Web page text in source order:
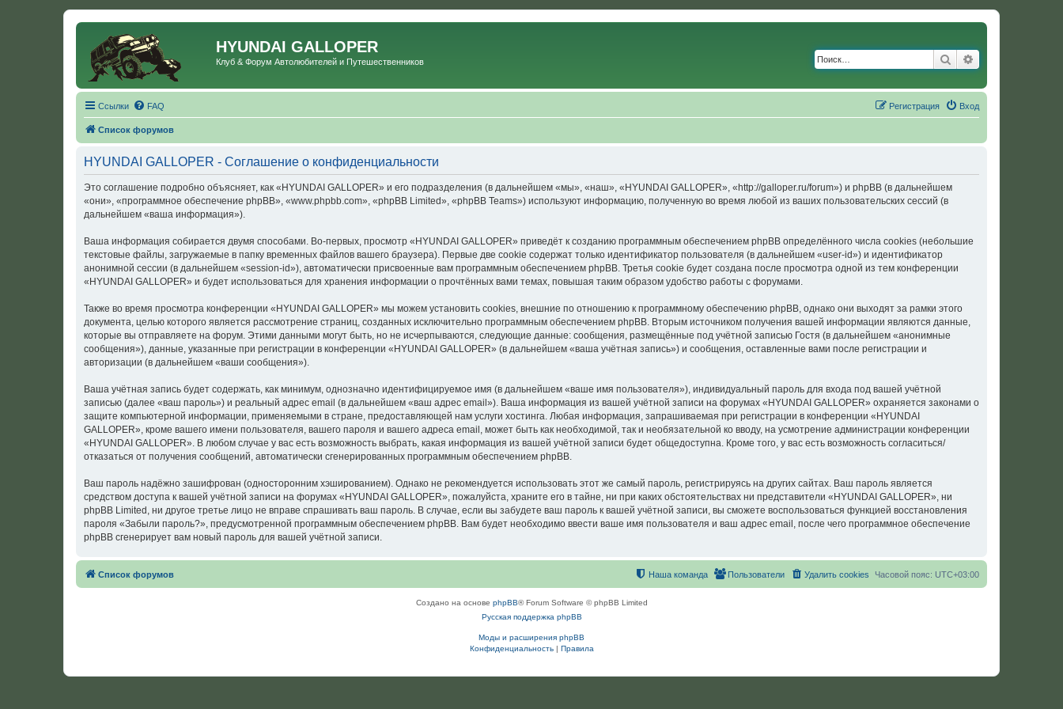
HYUNDAI GALLOPER
Клуб & Форум Автолюбителей и Путешественников Поиск
Ссылки FAQ Вход
Регистрация
Список форумов
HYUNDAI GALLOPER - Соглашение о конфиденциальности
Это соглашение подробно объясняет, как «HYUNDAI GALLOPER» и его подразделения (в дальнейшем «мы», «наш», «HYUNDAI GALLOPER», «http://galloper.ru/forum») и phpBB (в дальнейшем
«они», «программное обеспечение phpBB», «www.phpbb.com», «phpBB Limited», «phpBB Teams») используют информацию, полученную во время любой из ваших пользовательских сессий (в
дальнейшем «ваша информация»).
Ваша информация собирается двумя способами. Во-первых, просмотр «HYUNDAI GALLOPER» приведёт к созданию программным обеспечением phpBB определённого числа cookies (небольшие
текстовые файлы, загружаемые в папку временных файлов вашего браузера). Первые две cookie содержат только идентификатор пользователя (в дальнейшем «user-id») и идентификатор
анонимной сессии (в дальнейшем «session-id»), автоматически присвоенные вам программным обеспечением phpBB. Третья cookie будет создана после просмотра одной из тем конференции
«HYUNDAI GALLOPER» и будет использоваться для хранения информации о прочтённых вами темах, повышая таким образом удобство работы с форумами.
Также во время просмотра конференции «HYUNDAI GALLOPER» мы можем установить cookies, внешние по отношению к программному обеспечению phpBB, однако они выходят за рамки этого
документа, целью которого является рассмотрение страниц, созданных исключительно программным обеспечением phpBB. Вторым источником получения вашей информации являются данные,
которые вы отправляете на форум. Этими данными могут быть, но не исчерпываются, следующие данные: сообщения, размещённые под учётной записью Гостя (в дальнейшем «анонимные
сообщения»), данные, указанные при регистрации в конференции «HYUNDAI GALLOPER» (в дальнейшем «ваша учётная запись») и сообщения, оставленные вами после регистрации и
авторизации (в дальнейшем «ваши сообщения»).
Ваша учётная запись будет содержать, как минимум, однозначно идентифицируемое имя (в дальнейшем «ваше имя пользователя»), индивидуальный пароль для входа под вашей учётной
записью (далее «ваш пароль») и реальный адрес email (в дальнейшем «ваш адрес email»). Ваша информация из вашей учётной записи на форумах «HYUNDAI GALLOPER» охраняется законами о
защите компьютерной информации, применяемыми в стране, предоставляющей нам услуги хостинга. Любая информация, запрашиваемая при регистрации в конференции «HYUNDAI
GALLOPER», кроме вашего имени пользователя, вашего пароля и вашего адреса email, может быть как необходимой, так и необязательной ко вводу, на усмотрение администрации конференции
«HYUNDAI GALLOPER». В любом случае у вас есть возможность выбрать, какая информация из вашей учётной записи будет общедоступна. Кроме того, у вас есть возможность согласиться/
отказаться от получения сообщений, автоматически сгенерированных программным обеспечением phpBB.
Ваш пароль надёжно зашифрован (односторонним хэшированием). Однако не рекомендуется использовать этот же самый пароль, регистрируясь на других сайтах. Ваш пароль является
средством доступа к вашей учётной записи на форумах «HYUNDAI GALLOPER», пожалуйста, храните его в тайне, ни при каких обстоятельствах ни представители «HYUNDAI GALLOPER», ни
phpBB Limited, ни другое третье лицо не вправе спрашивать ваш пароль. В случае, если вы забудете ваш пароль к вашей учётной записи, вы сможете воспользоваться функцией восстановления
пароля «Забыли пароль?», предусмотренной программным обеспечением phpBB. Вам будет необходимо ввести ваше имя пользователя и ваш адрес email, после чего программное обеспечение
phpBB сгенерирует вам новый пароль для вашей учётной записи.
Список форумов Часовой пояс: UTC+03:00
Удалить cookies
Пользователи
Наша команда
Создано на основе phpBB® Forum Software © phpBB Limited
Русская поддержка phpBB
Моды и расширения phpBB
Конфиденциальность| Правила